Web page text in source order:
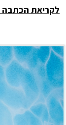
לקריאת הכתבה